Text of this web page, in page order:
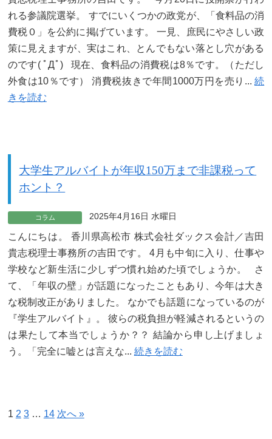
れる参議院選挙。 すでにいくつかの政党が、「食料品の消
費税０」を公約に掲げています。 一見、庶民にやさしい政
策に見えますが、実はこれ、とんでもない落とし穴がある
のです( ﾟДﾟ) 現在、食料品の消費税は8％です。（ただし
外食は10％です） 消費税抜きで年間1000万円を売り...続
きを読む
大学生アルバイトが年収150万まで非課税って
ホント？
コラム 2025年4月16日 水曜日
こんにちは。 香川県高松市 株式会社ダックス会計／吉田
貴志税理士事務所の吉田です。 4月も中旬に入り、仕事や
学校など新生活に少しずつ慣れ始めた頃でしょうか。 さ
て、「年収の壁」が話題になったこともあり、今年は大き
な税制改正がありました。 なかでも話題になっているのが
『学生アルバイト』。 彼らの税負担が軽減されるというの
は果たして本当でしょうか？？ 結論から申し上げましょ
う。「完全に嘘とは言えな... 続きを読む
1 2 3 … 14 次へ »